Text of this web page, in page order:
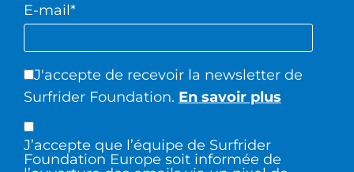
E-mail*
J'accepte de recevoir la newsletter de
Surfrider Foundation. En savoir plus
J’accepte que l’équipe de Surfrider
Foundation Europe soit informée de